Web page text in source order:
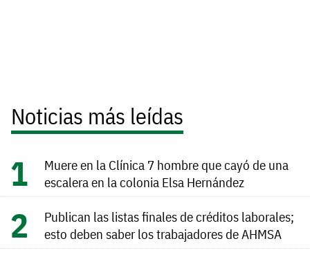
Noticias más leídas
Muere en la Clínica 7 hombre que cayó de una
escalera en la colonia Elsa Hernández
Publican las listas finales de créditos laborales;
esto deben saber los trabajadores de AHMSA